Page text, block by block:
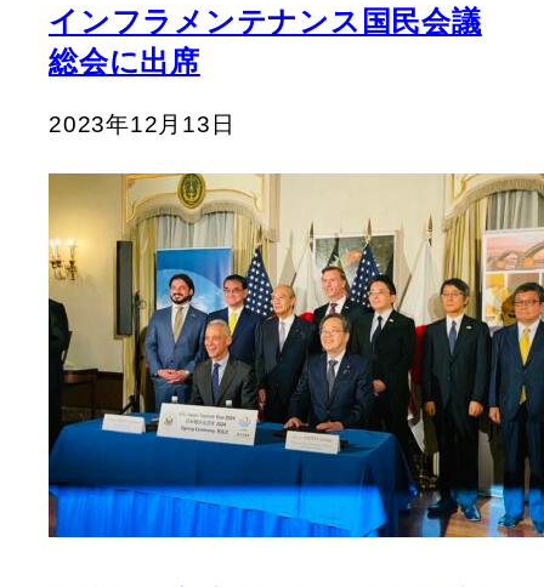
インフラメンテナンス国民会議
総会に出席
2023年12月13日